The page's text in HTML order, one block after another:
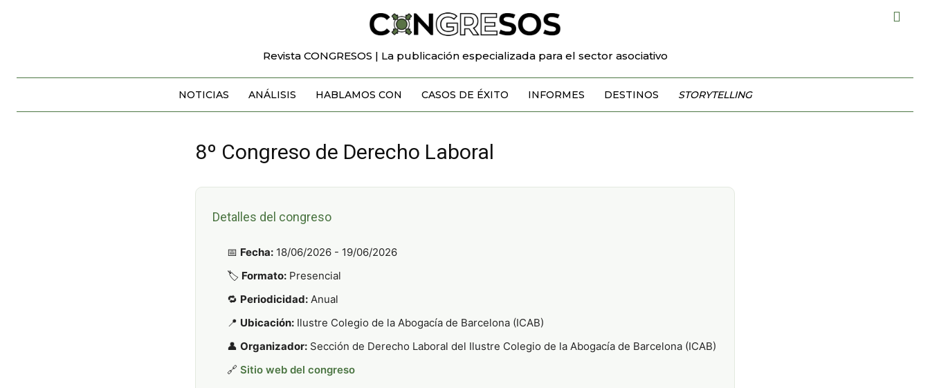
Revista CONGRESOS | La publicación especializada para el sector asociativo
NOTICIAS ANÁLISIS HABLAMOS CON CASOS DE ÉXITO INFORMES DESTINOS STORYTELLING
8º Congreso de Derecho Laboral
Detalles del congreso
📅 Fecha: 18/06/2026 - 19/06/2026
🏷️ Formato: Presencial
🔁 Periodicidad: Anual
📍 Ubicación: Ilustre Colegio de la Abogacía de Barcelona (ICAB)
👤 Organizador: Sección de Derecho Laboral del Ilustre Colegio de la Abogacía de Barcelona (ICAB)
🔗 Sitio web del congreso